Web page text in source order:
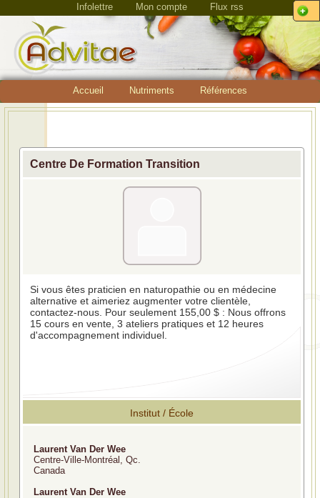
Infolettre Mon compte Flux rss
Accueil Nutriments Références
Centre De Formation Transition
Si vous êtes praticien en naturopathie ou en médecine
alternative et aimeriez augmenter votre clientèle,
contactez-nous. Pour seulement 155,00 $ : Nous offrons
15 cours en vente, 3 ateliers pratiques et 12 heures
d'accompagnement individuel.
Institut / École
Laurent Van Der Wee
Centre-Ville-Montréal, Qc.
Canada
Laurent Van Der Wee